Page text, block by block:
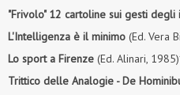
"Frivolo" 12 cartoline sui gesti degli
L'Intelligenza è il minimo (Ed. Vera
Lo sport a Firenze (Ed. Alinari,
Trittico delle Analogie - De